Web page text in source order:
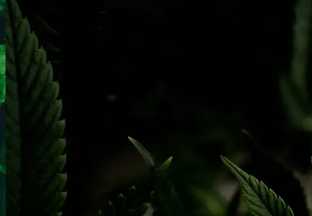
MCPP test
Opiater
Opiater renhedstest
THC/Cannabinoider
THC test
Cannabinoider test